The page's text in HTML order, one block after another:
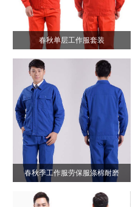
春秋单层工作服套装
春秋季工作服劳保服涤棉耐磨